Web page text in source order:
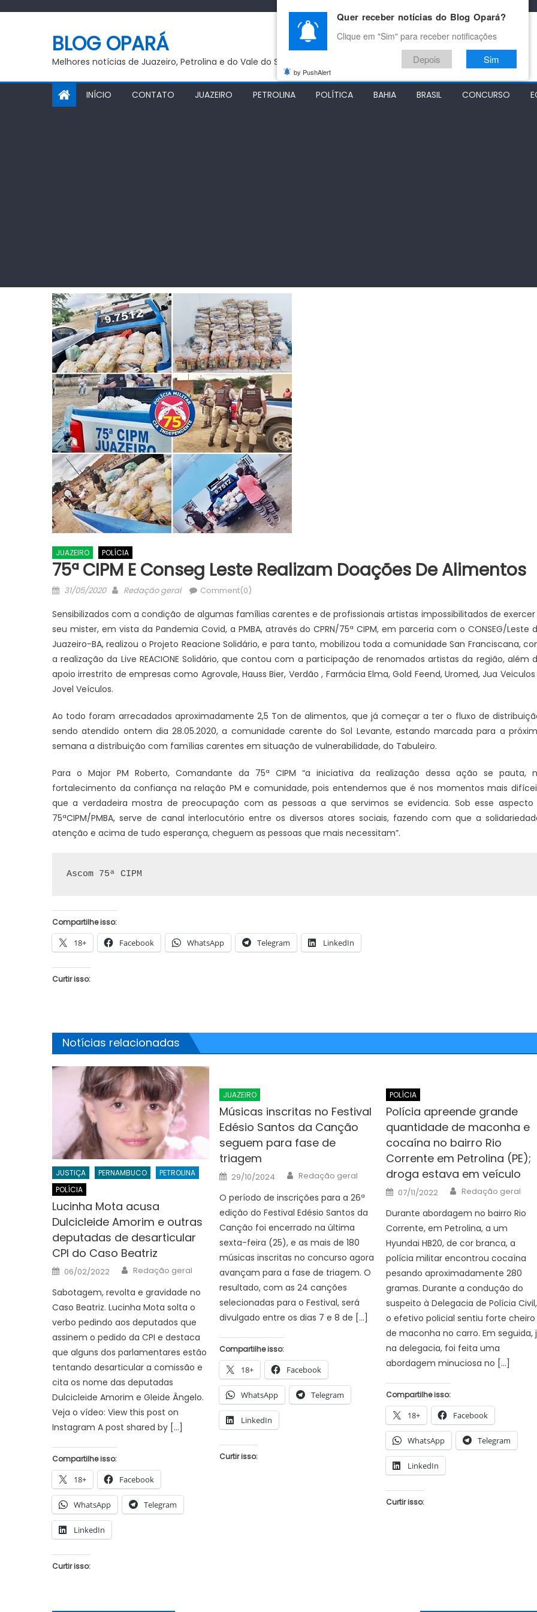
BLOG OPARÁ
Melhores notícias de Juazeiro, Petrolina e do Vale do São Francisco
INÍCIO CONTATO JUAZEIRO PETROLINA POLÍTICA BAHIA BRASIL CONCURSO
JUAZEIRO POLÍCIA
75ª CIPM E Conseg Leste Realizam Doações De Alimentos
Posted
31/05/2020 Author
Redação geral Comment(0)
Sensibilizados com a condição de algumas famílias carentes e de profissionais artistas impossibilitados de
seu mister, em vista da Pandemia Covid, a PMBA, através do CPRN/75ª CIPM, em parceria com o CONSEG/Leste
Juazeiro-BA, realizou o Projeto Reacione Solidário, e para tanto, mobilizou toda a comunidade San Franciscana,
a realização da Live REACIONE Solidário, que contou com a participação de renomados artistas da região, além
apoio irrestrito de empresas como Agrovale, Hauss Bier, Verdão , Farmácia Elma, Gold Feend, Uromed, Jua
Jovel Veículos.
Ao todo foram arrecadados aproximadamente 2,5 Ton de alimentos, que já começar a ter o fluxo de
sendo atendido ontem dia 28.05.2020, a comunidade carente do Sol Levante, estando marcada para a
semana a distribuição com famílias carentes em situação de vulnerabilidade, do Tabuleiro.
Para o Major PM Roberto, Comandante da 75ª CIPM “a iniciativa da realização dessa ação se pauta,
fortalecimento da confiança na relação PM e comunidade, pois entendemos que é nos momentos mais
que a verdadeira mostra de preocupação com as pessoas a que servimos se evidencia. Sob esse aspecto
75ªCIPM/PMBA, serve de canal interlocutório entre os diversos atores sociais, fazendo com que a
atenção e acima de tudo esperança, cheguem as pessoas que mais necessitam”.
Ascom 75ª CIPM
Compartilhe isso:
18+ Facebook WhatsApp Telegram LinkedIn
Curtir isso:
Notícias relacionadas
JUSTIÇA PERNAMBUCO
PETROLINA
POLÍCIA
Lucinha Mota acusa
Dulcicleide Amorim e outras
deputadas de desarticular
CPI do Caso Beatriz
Posted
on
06/02/2022 Author
Redação geral
Sabotagem, revolta e gravidade no
Caso Beatriz. Lucinha Mota solta o
verbo pedindo aos deputados que
assinem o pedido da CPI e destaca
que alguns dos parlamentares estão
tentando desarticular a comissão e
cita os nome das deputadas
Dulcicleide Amorim e Gleide Ângelo.
Veja o vídeo: View this post on
Instagram A post shared by […]
Compartilhe isso:
18+ Facebook
WhatsApp Telegram
LinkedIn
Curtir isso:
JUAZEIRO
Músicas inscritas no Festival
Edésio Santos da Canção
seguem para fase de
triagem
Posted
on
29/10/2024 Author
Redação geral
O período de inscrições para a 26ª
edição do Festival Edésio Santos da
Canção foi encerrado na última
sexta-feira (25), e as mais de 180
músicas inscritas no concurso agora
avançam para a fase de triagem. O
resultado, com as 24 canções
selecionadas para o Festival, será
divulgado entre os dias 7 e 8 de […]
Compartilhe isso:
18+ Facebook
WhatsApp Telegram
LinkedIn
Curtir isso:
POLÍCIA
Polícia apreende grande
quantidade de maconha e
cocaína no bairro Rio
Corrente em Petrolina (PE);
droga estava em veículo
Posted
on
07/11/2022 Author
Redação geral
Durante abordagem no bairro Rio
Corrente, em Petrolina, a um
Hyundai HB20, de cor branca, a
polícia militar encontrou cocaína
pesando aproximadamente 280
gramas. Durante a condução do
suspeito à Delegacia de Polícia Civil,
o efetivo policial sentiu forte cheiro
de maconha no carro. Em seguida,
na delegacia, foi feita uma
abordagem minuciosa no […]
Compartilhe isso:
18+ Facebook
WhatsApp Telegram
LinkedIn
Curtir isso:
Aciaj passa a integrar Comitê
Interinstitucional de Segurança
Pública para fortalecer ações em
JUAZEIRO
Juazeiro: Vídeo expõe comércio
esvaziado na cidade e reacende
debate sobre possíveis efeitos de
uma crise econômica
JUAZEIRO
Juazeiro: Candidatos a
concorrem às eleições. É o
TCU
Quer receber notícias do Blog Opará?
Clique em "Sim" para receber notificações
Depois Sim
by PushAlert